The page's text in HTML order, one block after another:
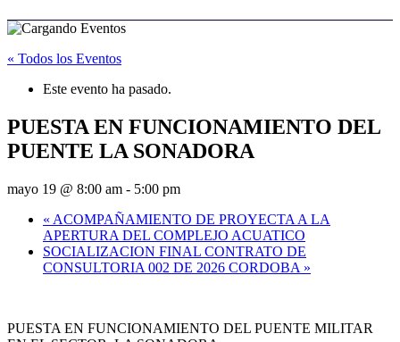
« Todos los Eventos
Este evento ha pasado.
PUESTA EN FUNCIONAMIENTO DEL
PUENTE LA SONADORA
mayo 19 @ 8:00 am - 5:00 pm
« ACOMPAÑAMIENTO DE PROYECTA A LA
APERTURA DEL COMPLEJO ACUATICO
SOCIALIZACION FINAL CONTRATO DE
CONSULTORIA 002 DE 2026 CORDOBA »
PUESTA EN FUNCIONAMIENTO DEL PUENTE MILITAR